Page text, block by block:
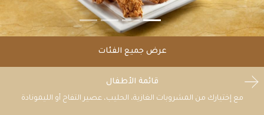
عرض جميع الفئات
قائمة الأطفال
مع إختيارك من المشروبات الغازية، الحليب، عصير التفاح أو الليمونادة